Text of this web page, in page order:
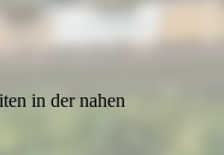
in der nahen